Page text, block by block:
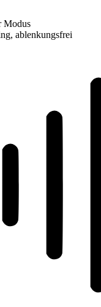
Modus
ablenkungsfrei